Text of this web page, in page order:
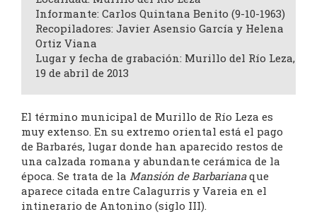
Informante: Carlos Quintana Benito (9-10-1963)
Recopiladores: Javier Asensio García y Helena
Ortiz Viana
Lugar y fecha de grabación: Murillo del Río Leza,
19 de abril de 2013
El término municipal de Murillo de Río Leza es
muy extenso. En su extremo oriental está el pago
de Barbarés, lugar donde han aparecido restos de
una calzada romana y abundante cerámica de la
época. Se trata de la Mansión de Barbarianaque
aparece citada entre Calagurris y Vareia en el
intinerario de Antonino (siglo III).